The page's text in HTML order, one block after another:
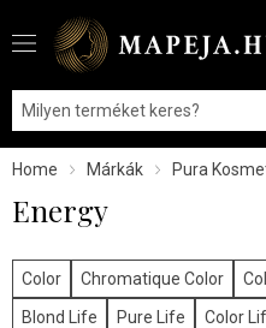
Home Márkák Pura
Energy
Color Chromatique Color
Blond Life
Pure Life Color